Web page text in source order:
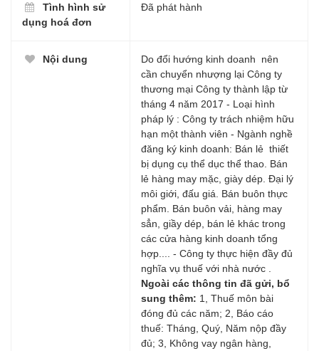
Tình hình sử
dụng hoá đơn
Đã phát hành
Nội dung
Do đổi hướng kinh doanh nên
cần chuyển nhượng lại Công ty
thương mại Công ty thành lập từ
tháng 4 năm 2017 - Loại hình
pháp lý : Công ty trách nhiệm hữu
hạn một thành viên - Ngành nghề
đăng ký kinh doanh: Bán lẻ thiết
bị dụng cụ thể dục thể thao. Bán
lẻ hàng may mặc, giày dép. Đại lý
môi giới, đấu giá. Bán buôn thực
phẩm. Bán buôn vải, hàng may
sẳn, giầy dép, bán lẻ khác trong
các cửa hàng kinh doanh tổng
hợp.... - Công ty thực hiện đầy đủ
nghĩa vụ thuế với nhà nước .
Ngoài các thông tin đã gử​i, bổ
sung thêm: 1, Thuế môn bài
đóng đủ các năm; 2, Báo cáo
thuế: Tháng, Quý, Năm nộp đầy
đủ; 3, Không vay ngân hàng,